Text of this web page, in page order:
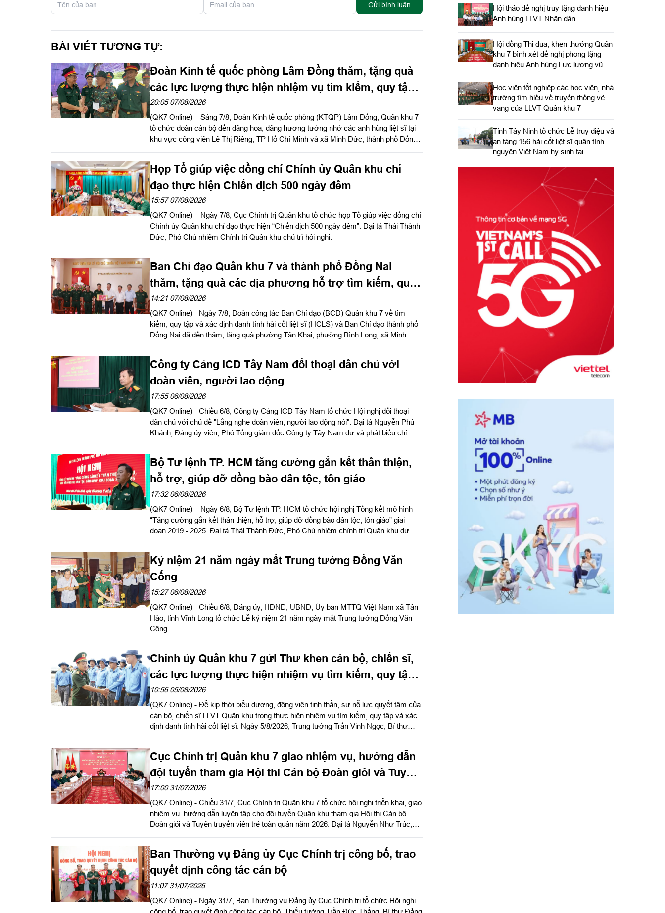
Gửi bình luận
BÀI VIẾT TƯƠNG TỰ:
Đoàn Kinh tế quốc phòng Lâm Đồng thăm, tặng quà
các lực lượng thực hiện nhiệm vụ tìm kiếm, quy tập
hài cốt liệt sĩ
20:05 07/08/2026
(QK7 Online) – Sáng 7/8, Đoàn Kinh tế quốc phòng (KTQP) Lâm Đồng, Quân khu 7
tổ chức đoàn cán bộ đến dâng hoa, dâng hương tưởng nhớ các anh hùng liệt sĩ tại
khu vực công viên Lê Thị Riêng, TP Hồ Chí Minh và xã Minh Đức, thành phố Đồng
Họp Tổ giúp việc đồng chí Chính ủy Quân khu chỉ
đạo thực hiện Chiến dịch 500 ngày đêm
15:57 07/08/2026
(QK7 Online) – Ngày 7/8, Cục Chính trị Quân khu tổ chức họp Tổ giúp việc đồng chí
Chính ủy Quân khu chỉ đạo thực hiện “Chiến dịch 500 ngày đêm”. Đại tá Thái Thành
Đức, Phó Chủ nhiệm Chính trị Quân khu chủ trì hội nghị.
Ban Chỉ đạo Quân khu 7 và thành phố Đồng Nai
thăm, tặng quà các địa phương hỗ trợ tìm kiếm, quy
tập hài cốt liệt sĩ
14:21 07/08/2026
(QK7 Online) - Ngày 7/8, Đoàn công tác Ban Chỉ đạo (BCĐ) Quân khu 7 về tìm
kiếm, quy tập và xác định danh tính hài cốt liệt sĩ (HCLS) và Ban Chỉ đạo thành phố
Đồng Nai đã đến thăm, tặng quà phường Tân Khai, phường Bình Long, xã Minh
cơ sở đã hỗ trợ, đồng hành trong hoạt động quy tập, tìm kiếm HCLS, cầu siêu các
anh hùng liệt sĩ tại xã Minh Đức. Thiếu tướng Trần Chí Tâm, Ủy viên Thường vụ
Đảng ủy, Phó Chính ủy Quân khu, Trưởng BCĐ Quân khu làm trưởng đoàn.
Công ty Cảng ICD Tây Nam đối thoại dân chủ với
đoàn viên, người lao động
17:55 06/08/2026
(QK7 Online) - Chiều 6/8, Công ty Cảng ICD Tây Nam tổ chức Hội nghị đối thoại
dân chủ với chủ đề "Lắng nghe đoàn viên, người lao động nói". Đại tá Nguyễn Phú
Khánh, Đảng ủy viên, Phó Tổng giám đốc Công ty Tây Nam dự và phát biểu chỉ
hội nghị. Dự hội nghị có Đại tá Phạm Thị Thu Hương, Trưởng phòng Công tác quần
chúng, Cục Chính trị Quân khu 7; Đại tá Trần Thị Mỹ Châu, Phó Tổng giám đốc
Công ty Tây Nam cùng đông đảo cán bộ, đoàn viên, người lao động Công ty Cảng
ICD Tây Nam.
Bộ Tư lệnh TP. HCM tăng cường gắn kết thân thiện,
hỗ trợ, giúp đỡ đồng bào dân tộc, tôn giáo
17:32 06/08/2026
(QK7 Online) – Ngày 6/8, Bộ Tư lệnh TP. HCM tổ chức hội nghị Tổng kết mô hình
“Tăng cường gắn kết thân thiện, hỗ trợ, giúp đỡ đồng bào dân tộc, tôn giáo” giai
đoạn 2019 - 2025. Đại tá Thái Thành Đức, Phó Chủ nhiệm chính trị Quân khu dự và
Kỷ niệm 21 năm ngày mất Trung tướng Đồng Văn
Cống
15:27 06/08/2026
(QK7 Online) - Chiều 6/8, Đảng ủy, HĐND, UBND, Ủy ban MTTQ Việt Nam xã Tân
Hào, tỉnh Vĩnh Long tổ chức Lễ kỷ niệm 21 năm ngày mất Trung tướng Đồng Văn
Cống.
Chính ủy Quân khu 7 gửi Thư khen cán bộ, chiến sĩ,
các lực lượng thực hiện nhiệm vụ tìm kiếm, quy tập
và xác định danh tính hài cốt liệt sĩ
10:56 05/08/2026
(QK7 Online) - Để kịp thời biểu dương, động viên tinh thần, sự nỗ lực quyết tâm của
cán bộ, chiến sĩ LLVT Quân khu trong thực hiện nhiệm vụ tìm kiếm, quy tập và xác
định danh tính hài cốt liệt sĩ. Ngày 5/8/2026, Trung tướng Trần Vinh Ngọc, Bí thư
hiện nhiệm vụ tìm kiếm, quy tập và xác định danh tính hài cốt liệt sĩ. Báo Quân khu
đăng toàn văn Thư khen của đồng chí Chính ủy Quân khu 7.
Cục Chính trị Quân khu 7 giao nhiệm vụ, hướng dẫn
đội tuyển tham gia Hội thi Cán bộ Đoàn giỏi và Tuyên
truyền viên trẻ toàn quân năm 2026
17:00 31/07/2026
(QK7 Online) - Chiều 31/7, Cục Chính trị Quân khu 7 tổ chức hội nghị triển khai, giao
nhiệm vụ, hướng dẫn luyện tập cho đội tuyển Quân khu tham gia Hội thi Cán bộ
Đoàn giỏi và Tuyên truyền viên trẻ toàn quân năm 2026. Đại tá Nguyễn Như Trúc,
Ban Thường vụ Đảng ủy Cục Chính trị công bố, trao
quyết định công tác cán bộ
11:07 31/07/2026
(QK7 Online) - Ngày 31/7, Ban Thường vụ Đảng ủy Cục Chính trị tổ chức Hội nghị
công bố, trao quyết định công tác cán bộ. Thiếu tướng Trần Đức Thắng, Bí thư Đảng
Hội thảo đề nghị truy tặng danh hiệu
Anh hùng LLVT Nhân dân
Hội đồng Thi đua, khen thưởng Quân
khu 7 bình xét đề nghị phong tặng
danh hiệu Anh hùng Lực lượng vũ
trang nhân dân
Học viên tốt nghiệp các học viện, nhà
trường tìm hiểu về truyền thống vẻ
vang của LLVT Quân khu 7
​Tỉnh Tây Ninh tổ chức Lễ truy điệu và
an táng 156 hài cốt liệt sĩ quân tình
nguyện Việt Nam hy sinh tại